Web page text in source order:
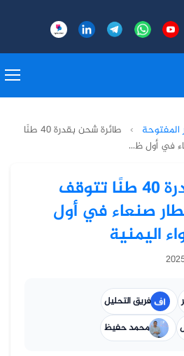
المفتوحة ›
طائرة شحن بقدرة 40 طنًا
في أول ظ...
طائرة شحن بقدرة 40 طنًا تتوقف
صنعاء في أول
اليمنية
فريق التحليل
محمد حفيظ